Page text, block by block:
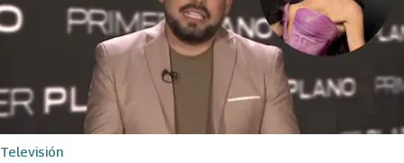
Televisión